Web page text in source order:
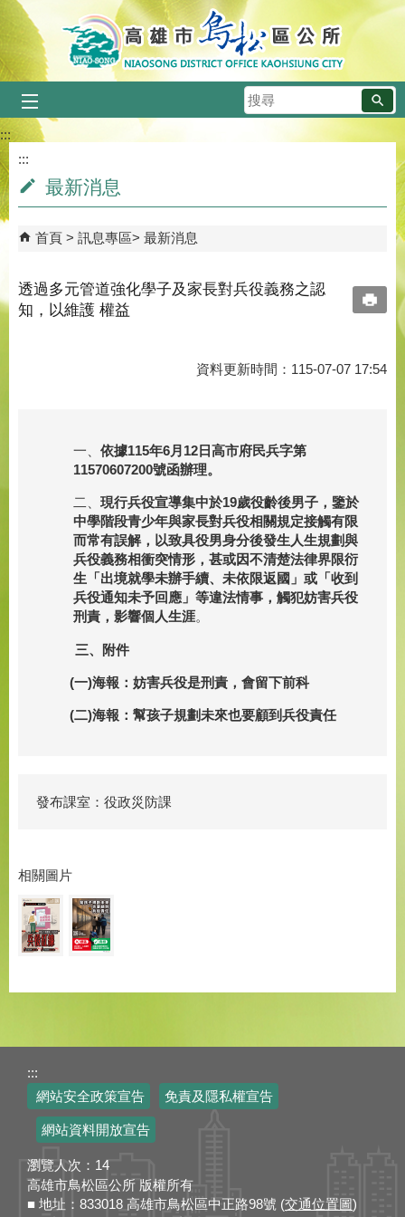
跳到主要內容區塊
搜
尋
:::
:::
最新消息
首頁 訊息專區 最新消息
透過多元管道強化學子及家長對兵役義務之認
知，以維護 權益
資料更新時間：115-07-07 17:54
一、依據115年6月 12 日高市府民兵字第
11570607200號函辦理。
二、現行兵役宣導集中於19歲役齡後男子，鑒於
中學階段青少年與家長對兵役相關規定接觸有限
而常有誤解，以致具役男身分後發生人生規劃與
兵役義務相衝突情形，甚或因不清楚法律界限衍
生「出境就學未辦手續、未依限返國」或「收到
兵役通知未予回應」等違法情事，觸犯妨害兵役
刑責，影響個人生涯。
三、附件
(一)海報：妨害兵役是刑責，會留下前科
(二)海報：幫孩子規劃未來也要顧到兵役責任
發布課室：役政災防課
相關圖片
:::
網站安全政策宣告
免責及隱私權宣告
網站資料開放宣告
瀏覽人次： 14
高雄市鳥松區公所 版權所有
■ 地址：833018 高雄市鳥松區中正路98號 (交通位置圖)